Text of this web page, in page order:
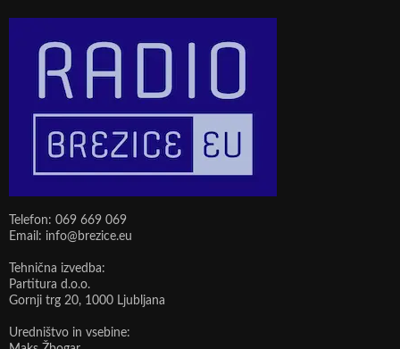
Telefon: 069 669 069
Email: info@brezice.eu
Tehnična izvedba:
Partitura d.o.o.
Gornji trg 20, 1000 Ljubljana
Uredništvo in vsebine: